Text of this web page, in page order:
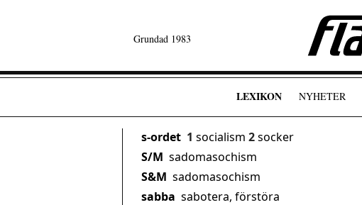
Grundad 1983
LEXIKON NYHETER
s-ordet 1 socialism 2socker
S/M sadomasochism
S&M sadomasochism
sabba sabotera, förstöra